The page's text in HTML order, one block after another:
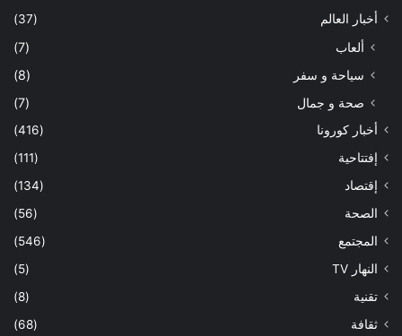
أخبار العالم
(37)
ألعاب
(7)
سياحة و سفر
(8)
صحة و جمال
(7)
أخبار كورونا
(416)
إفتتاحية
(111)
إقتصاد
(134)
الصحة
(56)
المجتمع
(546)
النهار TV
(5)
تقنية
(8)
ثقافة
(68)